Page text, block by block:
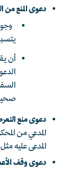
دعوى المنع من
دعوى منع
المدعي من
المدعى عليه
دعوى وقف